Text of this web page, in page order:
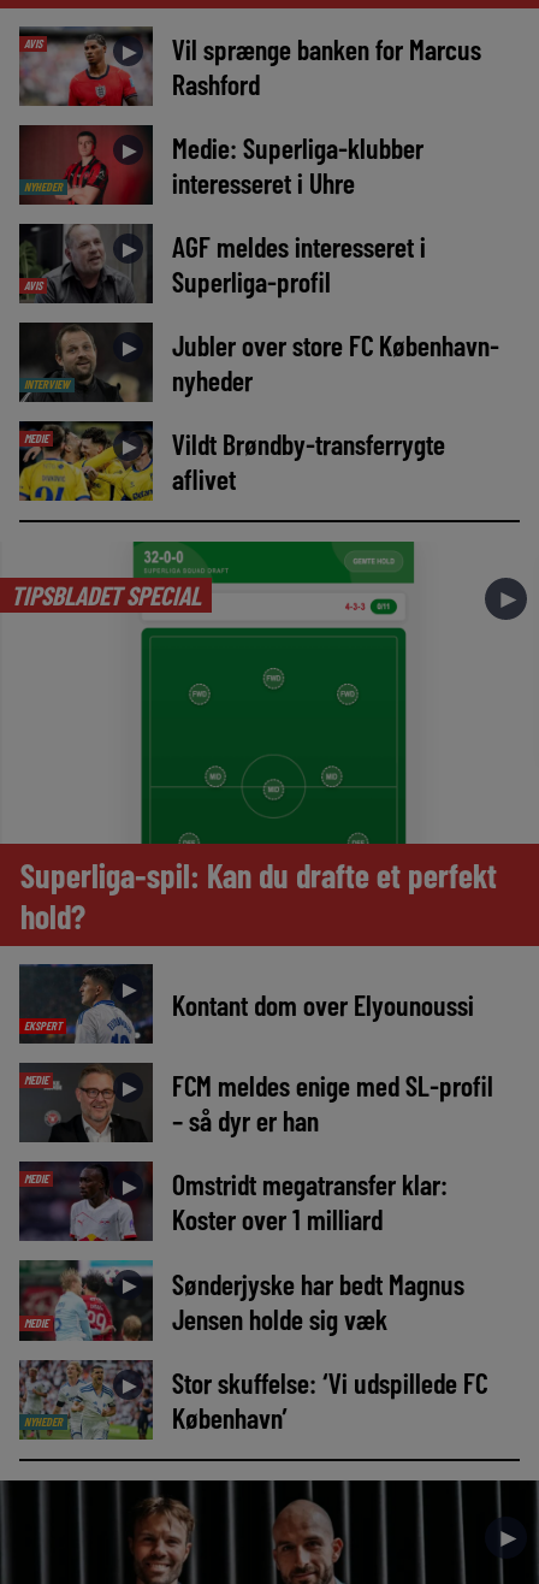
AVIS ►
Vil sprænge banken for Marcus
Rashford
NYHEDER
►
Medie: Superliga-klubber
interesseret i Uhre
AVIS
►
AGF meldes interesseret i
Superliga-profil
INTERVIEW
►
Jubler over store FC København-
nyheder
MEDIE ►
Vildt Brøndby-transferrygte
aflivet
TIPSBLADET SPECIAL ►
Superliga-spil: Kan du drafte et perfekt
hold?
EKSPERT
► Kontant dom over Elyounoussi
MEDIE ►
FCM meldes enige med SL-profil
– så dyr er han
MEDIE ►
Omstridt megatransfer klar:
Koster over 1 milliard
MEDIE
►
Sønderjyske har bedt Magnus
Jensen holde sig væk
NYHEDER
►
Stor skuffelse: ‘Vi udspillede FC
København’
►